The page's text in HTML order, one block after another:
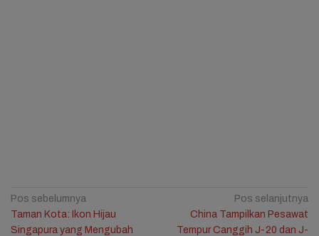
Navigasi
pos
Pos sebelumnya
Taman Kota: Ikon Hijau
Singapura yang Mengubah
Pos selanjutnya
China Tampilkan Pesawat
Tempur Canggih J-20 dan J-